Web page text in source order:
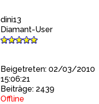
dini13
Diamant-User
Beigetreten: 02/03/2010
15:06:21
Beiträge: 2439
Offline